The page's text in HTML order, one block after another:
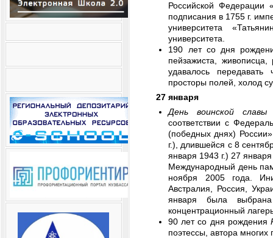
Российской Федерации
подписания в 1755 г.
университета
университета.
190 лет со дня
пейзажиста,
удавалось передавать
просторы полей, холод
27 января
День воинской славы
соответствии с
(победных днях)
г.), длившейся с 8
января 1943 г.) 27
Международный день
ноября 2005 года.
Австралия, Россия,
января была
концентрационный
90 лет со дня рождения
поэтессы, автора многих